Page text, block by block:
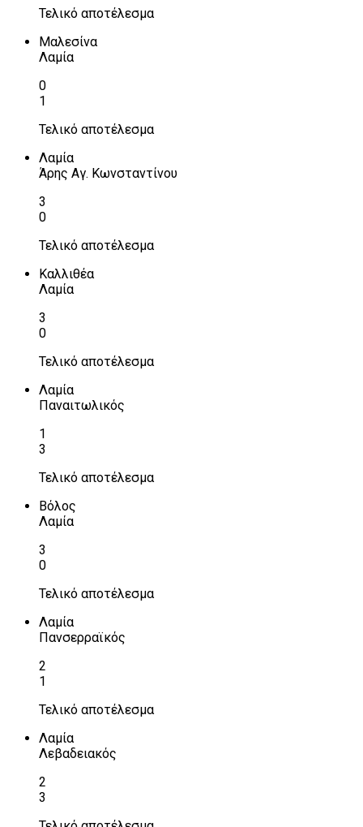
Τελικό αποτέλεσμα
Μαλεσίνα
Λαμία
0
1
Τελικό αποτέλεσμα
Λαμία
Άρης Αγ. Κωνσταντίνου
3
0
Τελικό αποτέλεσμα
Καλλιθέα
Λαμία
3
0
Τελικό αποτέλεσμα
Λαμία
Παναιτωλικός
1
3
Τελικό αποτέλεσμα
Βόλος
Λαμία
3
0
Τελικό αποτέλεσμα
Λαμία
Πανσερραϊκός
2
1
Τελικό αποτέλεσμα
Λαμία
Λεβαδειακός
2
3